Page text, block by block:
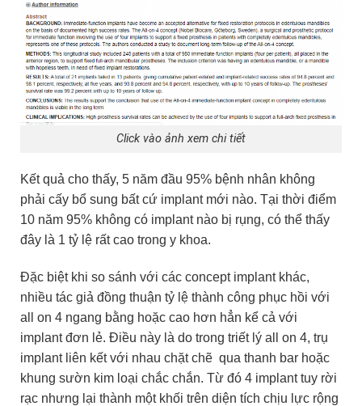
Click vào ảnh xem chi tiết
Kết quả cho thấy, 5 năm đầu 95% bệnh nhân không
phải cấy bổ sung bất cứ implant mới nào. Tại thời điểm
10 năm 95% không có implant nào bị rụng, có thể thấy
đây là 1 tỷ lệ rất cao trong y khoa.
Đặc biệt khi so sánh với các concept implant khác,
nhiều tác giả đồng thuận tỷ lệ thành công phục hồi với
all on 4 ngang bằng hoặc cao hơn hẳn kể cả với
implant đơn lẻ. Điều này là do trong triết lý all on 4, trụ
implant liên kết với nhau chặt chẽ qua thanh bar hoặc
khung sườn kim loại chắc chắn. Từ đó 4 implant tuy rời
rạc nhưng lại thành một khối trên diện tích chịu lực rộng